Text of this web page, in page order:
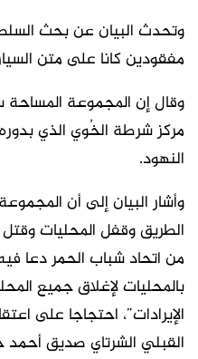
وتحدث البيان عن بحث
مفقودين كانا على متن
وقال إن المجموعة المساحة
مركز شرطة الخُوي الذي
النهود.
وأشار البيان إلى أن
الطريق وقفل المحليات
من اتحاد شباب الحمر دعا
بالمحليات لإغلاق جميع
الإيرادات”، احتجاجا على
القبلي الشرتاي صديق أحمد